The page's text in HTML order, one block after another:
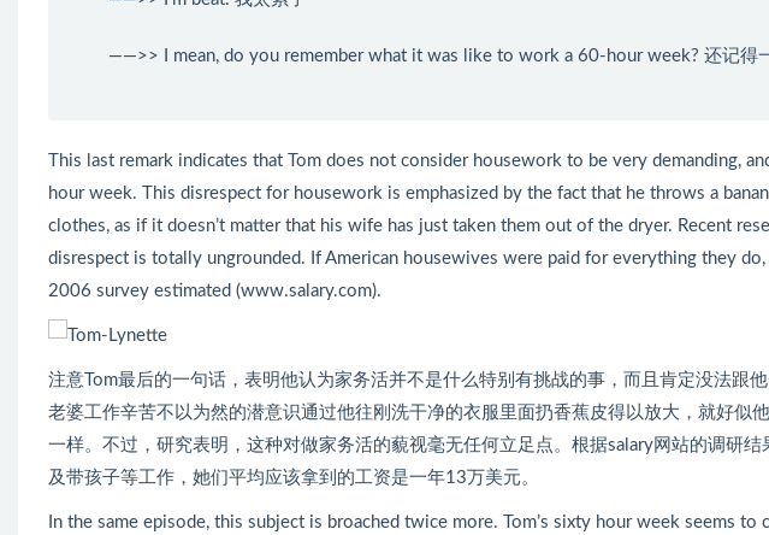
——>> I mean, do you remember what it was like to work a 60-hour week? 还记得
This last remark indicates that Tom does not consider housework to be very demanding,
hour week. This disrespect for housework is emphasized by the fact that he throws a
clothes, as if it doesn’t matter that his wife has just taken them out of the dryer. Recent
disrespect is totally ungrounded. If American housewives were paid for everything they
2006 survey estimated (www.salary.com).
注意Tom最后的一句话，表明他认为家务活并不是什么特别有挑战的事，而且肯定没法跟
老婆工作辛苦不以为然的潜意识通过他往刚洗干净的衣服里面扔香蕉皮得以放大，就好似
一样。不过，研究表明，这种对做家务活的藐视毫无任何立足点。根据salary网站的调研
及带孩子等工作，她们平均应该拿到的工资是一年13万美元。
In the same episode, this subject is broached twice more. Tom’s sixty hour week seems